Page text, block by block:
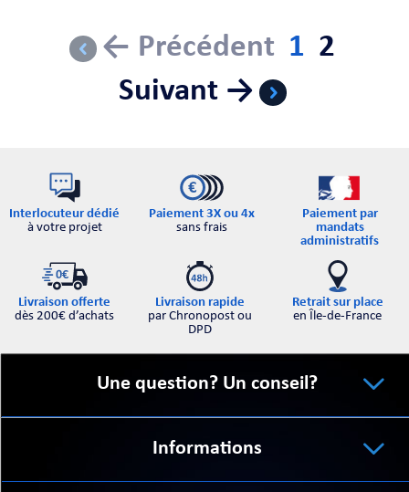
← Précédent 1 2
Suivant →
Interlocuteur dédié
à votre projet
Paiement 3X ou 4x
sans frais
Paiement par
mandats
administratifs
Livraison offerte
dès 200€ d’achats
Livraison rapide
par Chronopost ou
DPD
Retrait sur place
en Île-de-France
Une question? Un conseil?
Informations